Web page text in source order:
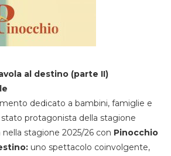
al destino (parte II)
dedicato a bambini, famiglie e
protagonista della stagione
stagione 2025/26 con Pinocchio
uno spettacolo coinvolgente,